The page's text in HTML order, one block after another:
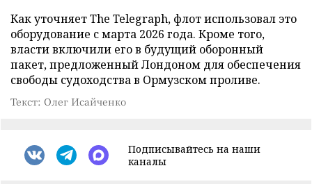
Как уточняет The Telegraph, флот использовал это
оборудование с марта 2026 года. Кроме того,
власти включили его в будущий оборонный
пакет, предложенный Лондоном для обеспечения
свободы судоходства в Ормузском проливе.
Текст: Олег Исайченко
Подписывайтесь на наши
каналы